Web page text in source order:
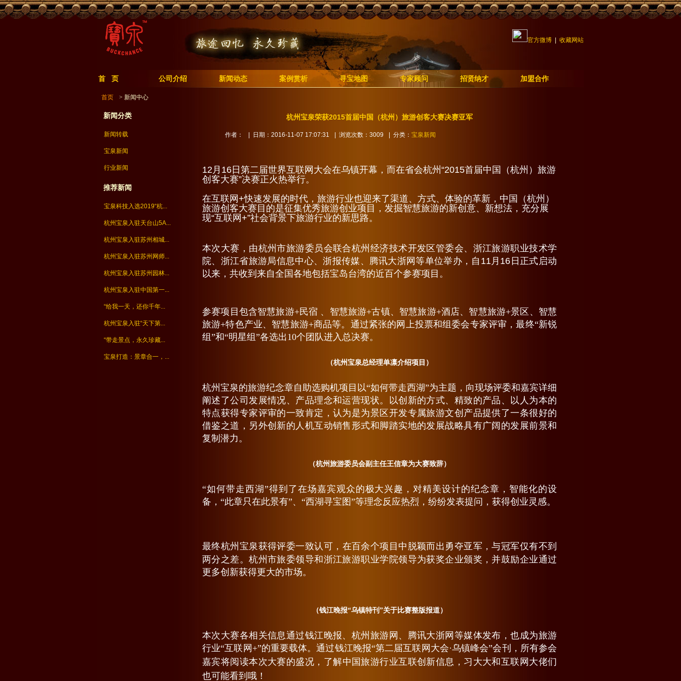
官方微博 收藏网站
首 页 公司介绍 新闻动态 案例赏析 寻宝地图 专家顾问 招贤纳才 加盟合作
首页 > 新闻中心
新闻分类
新闻转载
宝泉新闻
行业新闻
推荐新闻
宝泉科技入选2019“杭...
杭州宝泉入驻天台山5A...
杭州宝泉入驻苏州相城...
杭州宝泉入驻苏州网师...
杭州宝泉入驻苏州园林...
杭州宝泉入驻中国第一...
“给我一天，还你千年...
杭州宝泉入驻“天下第...
“带走景点，永久珍藏...
宝泉打造：景章合一，...
杭州宝泉荣获2015首届中国（杭州）旅游创客大赛决赛亚军
作者： | 日期：2016-11-07 17:07:31 | 浏览次数：3009 | 分类： 宝泉新闻
12月16日第二届世界互联网大会在乌镇开幕，而在省会杭州“2015首届中国（杭州）旅游
创客大赛”决赛正火热举行。
在互联网+快速发展的时代，旅游行业也迎来了渠道、方式、体验的革新，中国（杭州）
旅游创客大赛目的是征集优秀旅游创业项目，发掘智慧旅游的新创意、新想法，充分展
现“互联网+”社会背景下旅游行业的新思路。
本次大赛，由杭州市旅游委员会联合杭州经济技术开发区管委会、浙江旅游职业技术学
院、浙江省旅游局信息中心、浙报传媒、腾讯大浙网等单位举办，自11月16日正式启动
以来，共收到来自全国各地包括宝岛台湾的近百个参赛项目。
参赛项目包含智慧旅游+民宿 、智慧旅游+古镇、智慧旅游+酒店、智慧旅游+景区、智慧
旅游+特色产业、智慧旅游+商品等。通过紧张的网上投票和组委会专家评审，最终“新锐
组”和“明星组”各选出10个团队进入总决赛。
（杭州宝泉总经理单凛介绍项目）
杭州宝泉的旅游纪念章自助选购机项目以“如何带走西湖”为主题，向现场评委和嘉宾详细
阐述了公司发展情况、产品理念和运营现状。以创新的方式、精致的产品、以人为本的
特点获得专家评审的一致肯定，认为是为景区开发专属旅游文创产品提供了一条很好的
借鉴之道，另外创新的人机互动销售形式和脚踏实地的发展战略具有广阔的发展前景和
复制潜力。
（杭州旅游委员会副主任王信章为大赛致辞）
“如何带走西湖”得到了在场嘉宾观众的极大兴趣，对精美设计的纪念章，智能化的设
备，“此章只在此景有”、“西湖寻宝图”等理念反应热烈， 纷纷发表提问，获得创业灵感。
最终杭州宝泉获得评委一致认可
，在百余个项目中脱颖而出勇夺亚军，与冠军仅有不到
两分之差。杭州市旅委领导和浙江旅游职业学院领导为获奖企业颁奖，并鼓励企业通过
更多创新获得更大的市场。
（钱江晚报“乌镇特刊”关于比赛整版报道）
本次大赛各相关信息通过钱江晚报、杭州旅游网、腾讯大浙网等媒体发布，也成为旅游
行业“互联网+”的重要载体。通过钱江晚报“第二届互联网大会·乌镇峰会”会刊，所有参会
嘉宾将阅读本次大赛的盛况，了解中国旅游行业互联创新信息，习大大和互联网大佬们
也可能看到哦！